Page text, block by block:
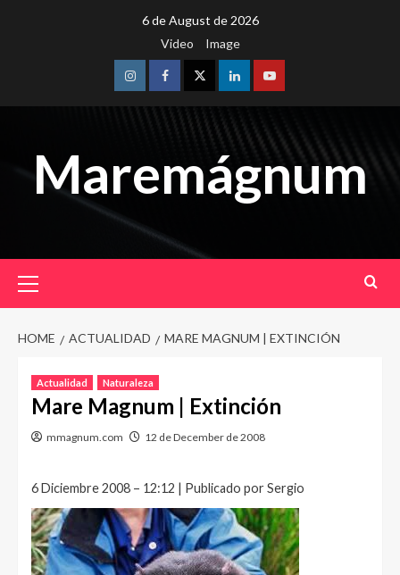
6 de August de 2026
Video
Image
InstagramFacebookTwitterLinkedinYoutube
Maremágnum
Menu
HOME ACTUALIDAD MARE MAGNUM | EXTINCIÓN
Actualidad Naturaleza
Mare Magnum | Extinción
mmagnum.com 12 de December de 2008
6 Diciembre 2008 – 12:12 | Publicado por Sergio